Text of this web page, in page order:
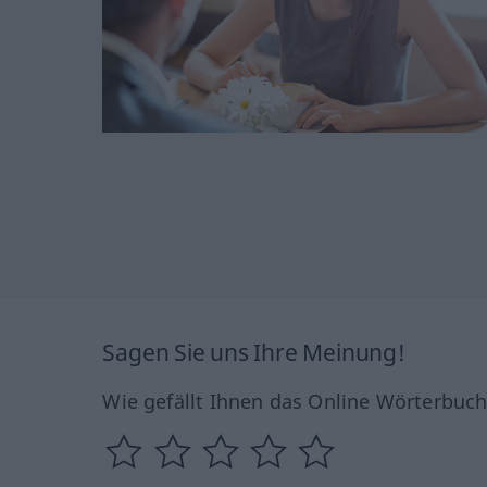
Sagen Sie uns Ihre Meinung!
Wie gefällt Ihnen das Online